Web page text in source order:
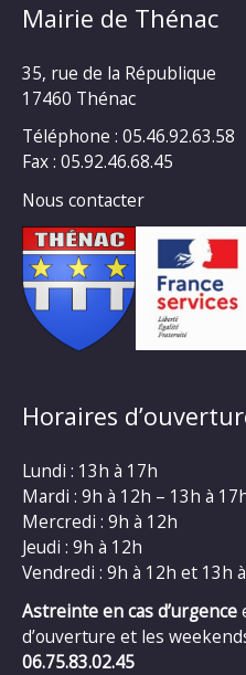
Mairie de Thénac
35, rue de la République
17460 Thénac
Téléphone : 05.46.92.63.58
Fax : 05.92.46.68.45
Nous contacter
Horaires
Lundi : 13h à 17h
Mardi : 9h à 12h – 13h à
Mercredi : 9h à 12h
Jeudi : 9h à 12h
Vendredi : 9h à 12h et 13h
Astreinte en cas d’urgence
d’ouverture et les
06.75.83.02.45